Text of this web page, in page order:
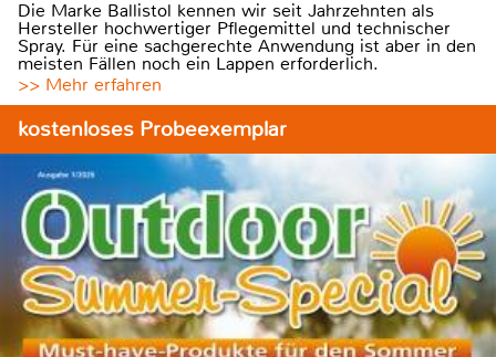
Die Marke Ballistol kennen wir seit Jahrzehnten als
Hersteller hochwertiger Pflegemittel und technischer
Spray. Für eine sachgerechte Anwendung ist aber in den
meisten Fällen noch ein Lappen erforderlich.
>> Mehr erfahren
kostenloses Probeexemplar